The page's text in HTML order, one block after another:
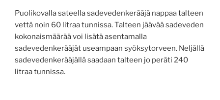
Puolikovalla sateella sadevedenkerääjä nappaa talteen
vettä noin 60 litraa tunnissa. Talteen jäävää sadeveden
kokonaismäärää voi lisätä asentamalla
sadevedenkerääjät useampaan syöksytorveen. Neljällä
sadevedenkerääjällä saadaan talteen jo peräti 240
litraa tunnissa.